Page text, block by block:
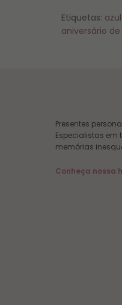
Etiquetas:
aniversário
Presentes
Especialistas
memórias
Conheça nossa